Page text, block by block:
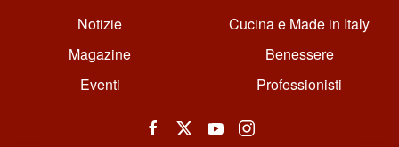
Notizie
Magazine
Eventi
Cucina e Made in Italy
Benessere
Professionisti